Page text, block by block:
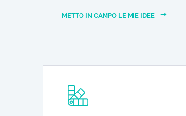
METTO IN CAMPO LE MIE IDEE